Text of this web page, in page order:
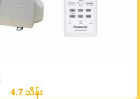
4.7 သိန်း